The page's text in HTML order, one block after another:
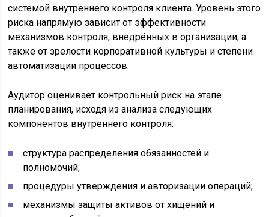
системой внутреннего контроля клиента. Уровень этого
риска напрямую зависит от эффективности
механизмов контроля, внедрённых в организации, а
также от зрелости корпоративной культуры и степени
автоматизации процессов.
Аудитор оценивает контрольный риск на этапе
планирования, исходя из анализа следующих
компонентов внутреннего контроля:
структура распределения обязанностей и
полномочий;
процедуры утверждения и авторизации операций;
механизмы защиты активов от хищений и